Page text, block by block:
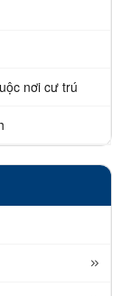
nơi cư trú